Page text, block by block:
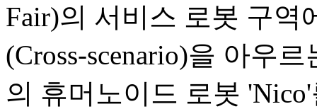
Fair)의 서비스 로봇 구역
(Cross-scenario)을 아우
의 휴머노이드 로봇